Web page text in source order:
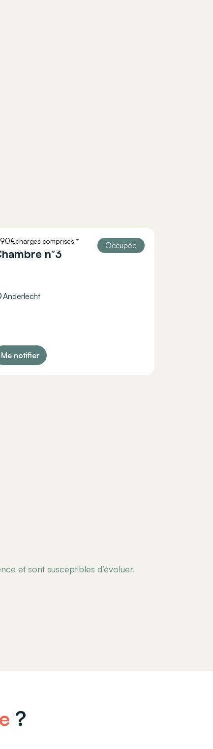
charges comprises *
26
n°3
Occupée
Anderlecht
Me notifier
et sont susceptibles d’évoluer.
?